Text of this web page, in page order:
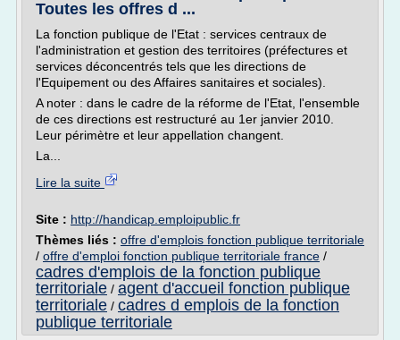
Toutes les offres d ...
La fonction publique de l'Etat : services centraux de
l'administration et gestion des territoires (préfectures et
services déconcentrés tels que les directions de
l'Equipement ou des Affaires sanitaires et sociales).
A noter : dans le cadre de la réforme de l'Etat, l'ensemble
de ces directions est restructuré au 1er janvier 2010.
Leur périmètre et leur appellation changent.
La...
Lire la suite
Site : http://handicap.emploipublic.fr
Thèmes liés : offre d'emplois fonction publique territoriale
/ offre d'emploi fonction publique territoriale france /
cadres d'emplois de la fonction publique
territoriale / agent d'accueil fonction publique
territoriale / cadres d emplois de la fonction
publique territoriale